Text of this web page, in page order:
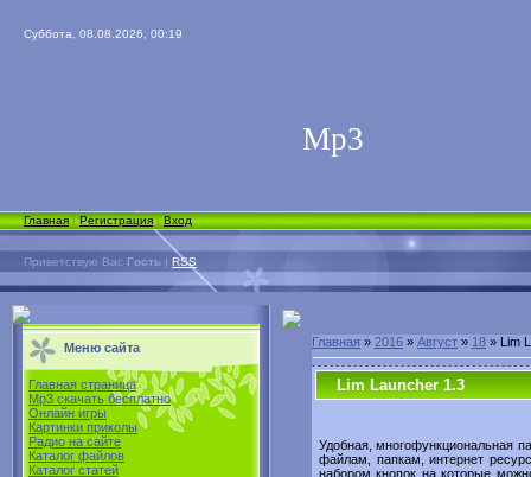
Суббота, 08.08.2026, 00:19
Мp3
Главная|Регистрация|Вход
Приветствую Вас Гость | RSS
Меню сайта
Главная страница
Mp3 скачать бесплатно
Онлайн игры
Картинки приколы
Радио на сайте
Каталог файлов
Каталог статей
Главная » 2016 » Август » 18 » Lim
Lim Launcher 1.3
Удобная, многофункциональная
файлам, папкам, интернет
набором кнопок на которые